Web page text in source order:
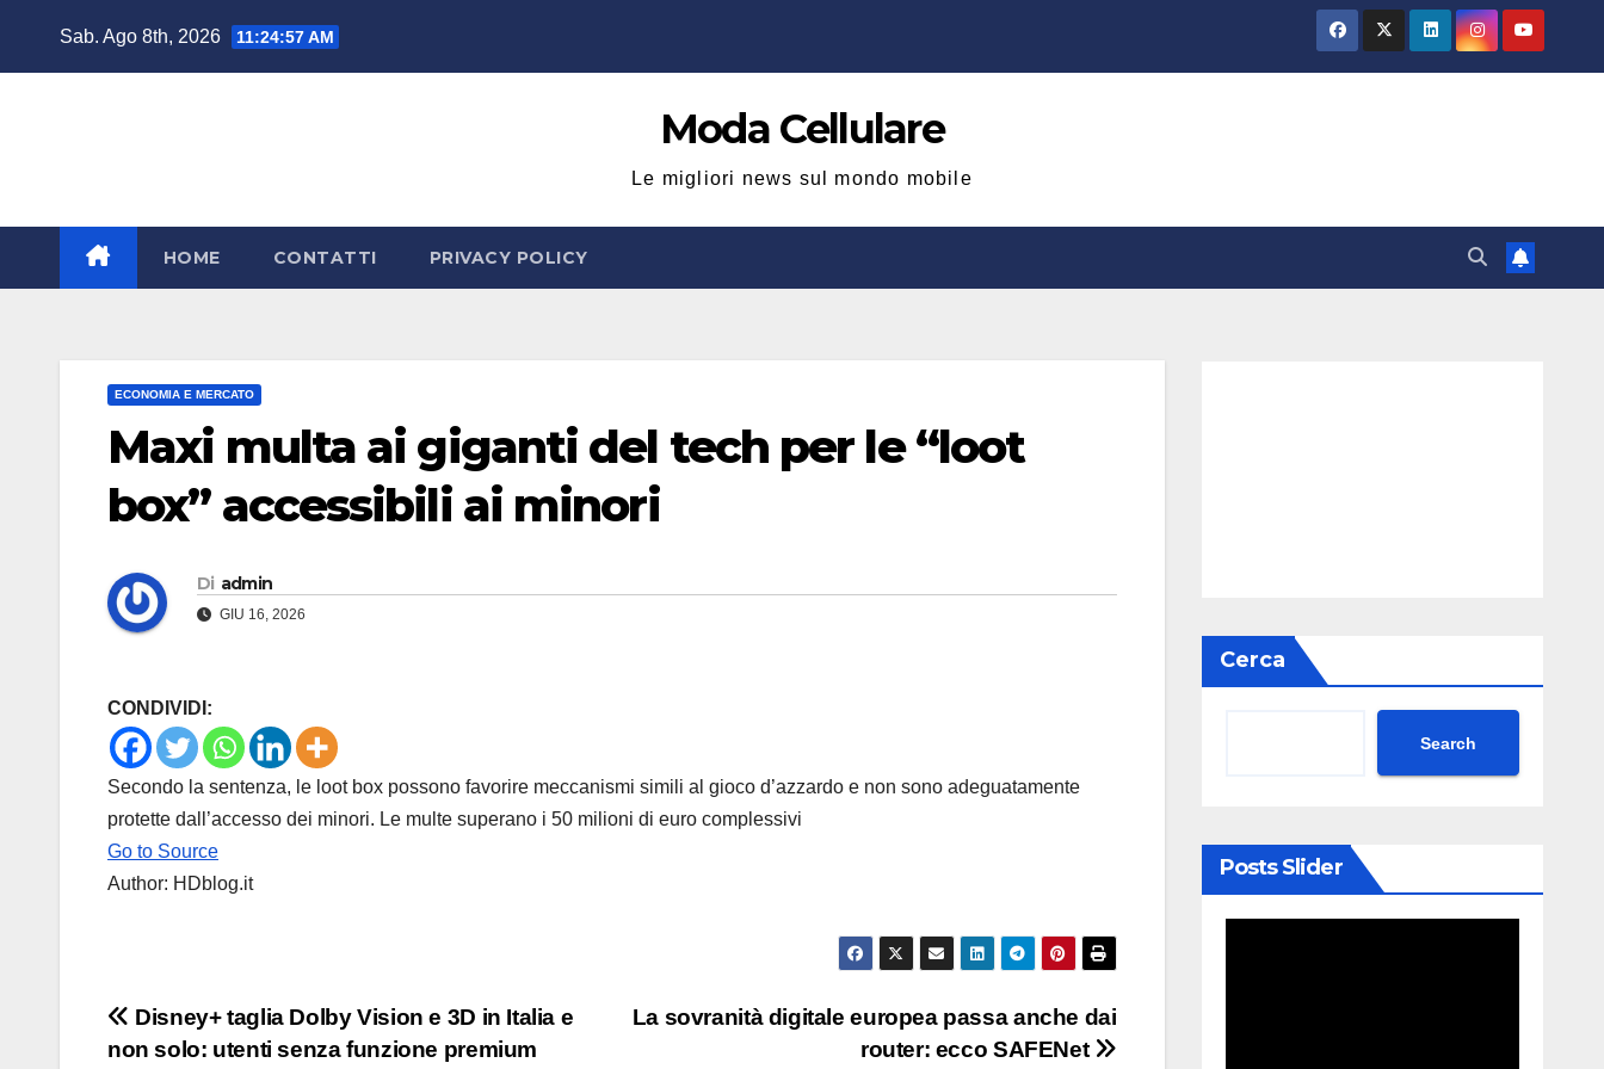
Sab. Ago 8th, 2026 11:24:58 AM
Moda Cellulare
Le migliori news sul mondo mobile
HOME CONTATTI PRIVACY POLICY
ECONOMIA E MERCATO
Maxi multa ai giganti del tech per le “loot
box” accessibili ai minori
Di admin
GIU 16, 2026
CONDIVIDI:
Secondo la sentenza, le loot box possono favorire meccanismi simili al gioco d’azzardo e non sono adeguatamente
protette dall’accesso dei minori. Le multe superano i 50 milioni di euro complessivi
Go to Source
Author: HDblog.it
Navigazione
La sovranità digitale europea passa anche dai
router: ecco SAFENet
Disney+ taglia Dolby Vision e 3D in Italia e
non solo: utenti senza funzione premium
Cerca
Search
Posts Slider